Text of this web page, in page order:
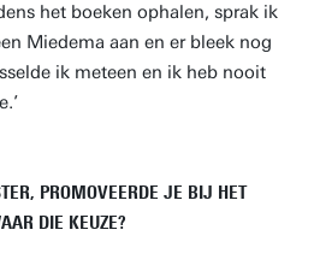
het boeken ophalen, sprak ik
Miedema aan en er bleek nog
ik meteen en ik heb nooit
PROMOVEERDE JE BIJ HET
DIE KEUZE?